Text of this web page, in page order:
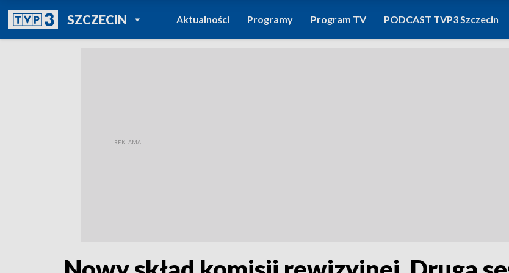
SZCZECINPOWRÓT DO
TVP REGIONY
Aktualności Programy Program TV PODCAST TVP3 Szczecin